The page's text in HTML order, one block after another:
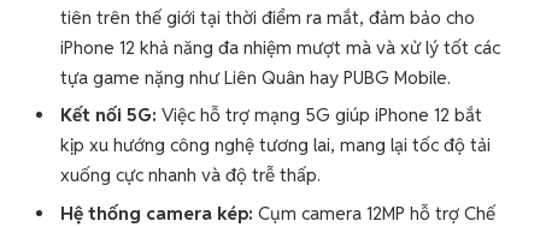
tiên trên thế giới tại thời điểm ra mắt, đảm bảo cho
iPhone 12 khả năng đa nhiệm mượt mà và xử lý tốt các
tựa game nặng như Liên Quân hay PUBG Mobile.
Kết nối 5G: Việc hỗ trợ mạng 5G giúp iPhone 12 bắt
kịp xu hướng công nghệ tương lai, mang lại tốc độ tải
xuống cực nhanh và độ trễ thấp.
Hệ thống camera kép: Cụm camera 12MP hỗ trợ Chế